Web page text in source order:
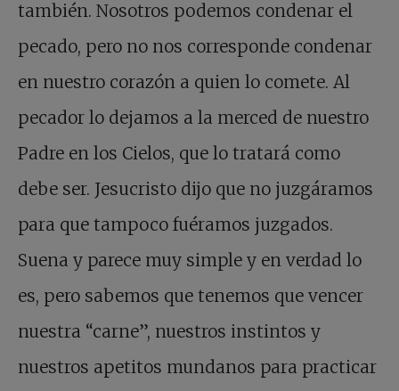
también. Nosotros podemos condenar el
pecado, pero no nos corresponde condenar
en nuestro corazón a quien lo comete. Al
pecador lo dejamos a la merced de nuestro
Padre en los Cielos, que lo tratará como
debe ser. Jesucristo dijo que no juzgáramos
para que tampoco fuéramos juzgados.
Suena y parece muy simple y en verdad lo
es, pero sabemos que tenemos que vencer
nuestra “carne”, nuestros instintos y
nuestros apetitos mundanos para practicar